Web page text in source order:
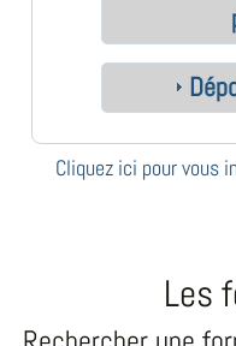
Cliquez ici pour vous
Les